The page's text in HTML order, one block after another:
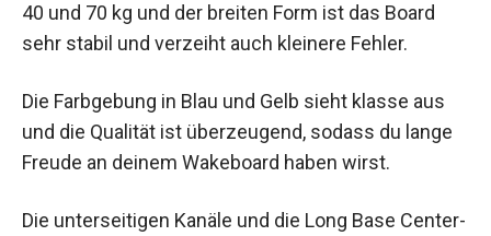
40 und 70 kg und der breiten Form ist das Board
sehr stabil und verzeiht auch kleinere Fehler.
Die Farbgebung in Blau und Gelb sieht klasse aus
und die Qualität ist überzeugend, sodass du lange
Freude an deinem Wakeboard haben wirst.
Die unterseitigen Kanäle und die Long Base Center-